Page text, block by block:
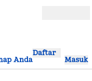
Anda
Daftar
Masuk